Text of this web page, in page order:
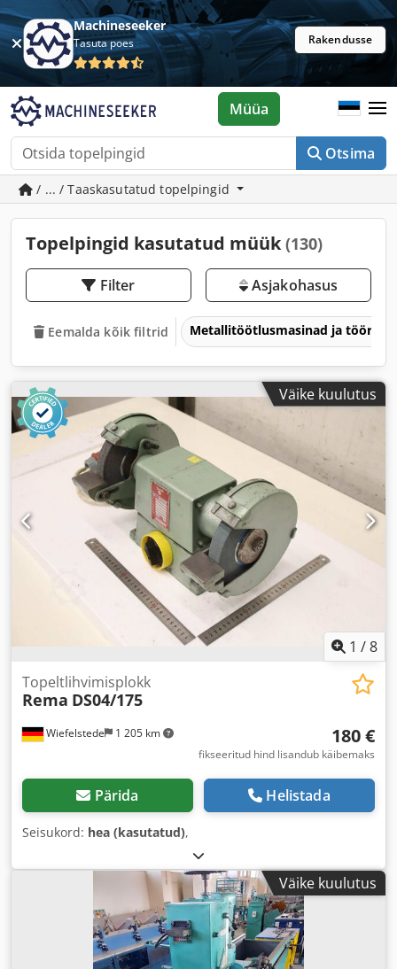
Machineseeker
Tasuta poes Rakendusse
Otsima
Müüa
/ ... / Taaskasutatud topelpingid
Topelpingid kasutatud müük (130)
Filter Asjakohasus
Eemalda kõik filtrid Metallitöötlusmasinad ja
Väike kuulutus
1 /8
Wiefelstede 1 205 km
Topeltlihvimisplokk
Rema DS04/175
180 €
fikseeritud hind lisandub käibemaks
Pärida Helistada
Seisukord: hea (kasutatud),
Väike kuulutus